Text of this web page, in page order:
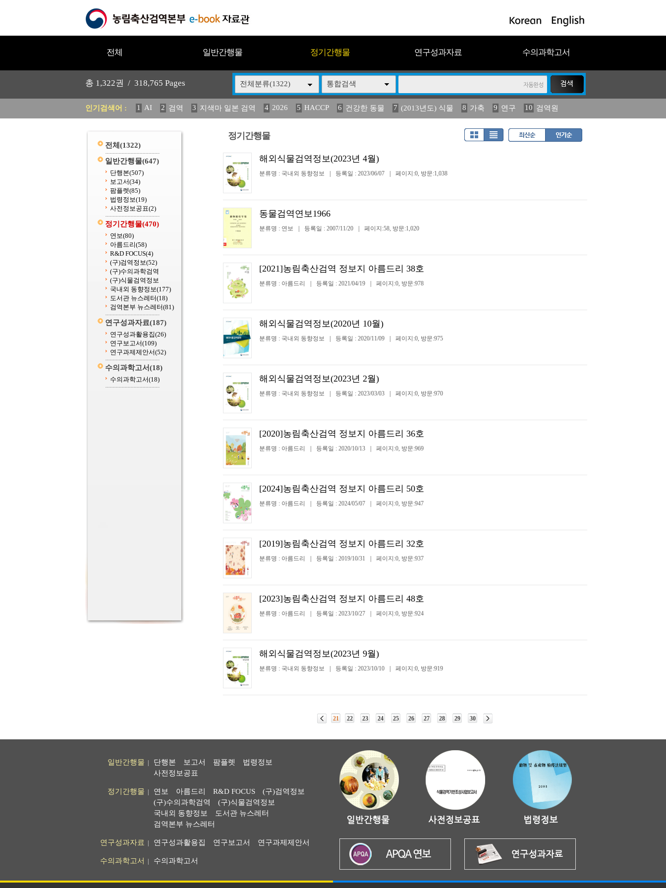
전체 일반간행물 정기간행물 연구성과자료 수의과학고서
총 1,322권 / 318,765 Pages 전체분류(1322) 통합검색
인기검색어 : 1 AI 2 검역 3 지색마 일본 검역 4 2026 5 HACCP 6 건강한 동물 7 (2013년도) 식물 8 가축 9 연구 10 검역원
11 2025 12 중독성 식물 도감 13 媛 異 14 (2013년도) 식 15 구제역 16 관리 17 연보 18 2023 19 농림수산
전체 (1322)
일반간행물(647)
단행본(507)
보고서(34)
팜플렛(85)
법령정보(19)
사전정보공표(2)
정기간행물(470)
연보(80)
아름드리(58)
R&D FOCUS(4)
(구)검역정보(52)
(구)수의과학검역
(구)식물검역정보
국내외 동향정보(177)
도서관 뉴스레터(18)
검역본부 뉴스레터(81)
연구성과자료(187)
연구성과활용집(26)
연구보고서(109)
연구과제제안서(52)
수의과학고서(18)
수의과학고서(18)
정기간행물
해외식물검역정보(2023년 4월)
분류명 : 국내외 동향정보 등록일 : 2023/06/07 페이지:0, 방문:1,038
동물검역연보1966
분류명 : 연보 등록일 : 2007/11/20 페이지:58, 방문:1,020
[2021]농림축산검역 정보지 아름드리 38호
분류명 : 아름드리 등록일 : 2021/04/19 페이지:0, 방문:978
해외식물검역정보(2020년 10월)
분류명 : 국내외 동향정보 등록일 : 2020/11/09 페이지:0, 방문:975
해외식물검역정보(2023년 2월)
분류명 : 국내외 동향정보 등록일 : 2023/03/03 페이지:0, 방문:970
[2020]농림축산검역 정보지 아름드리 36호
분류명 : 아름드리 등록일 : 2020/10/13 페이지:0, 방문:969
[2024]농림축산검역 정보지 아름드리 50호
분류명 : 아름드리 등록일 : 2024/05/07 페이지:0, 방문:947
[2019]농림축산검역 정보지 아름드리 32호
분류명 : 아름드리 등록일 : 2019/10/31 페이지:0, 방문:937
[2023]농림축산검역 정보지 아름드리 48호
분류명 : 아름드리 등록일 : 2023/10/27 페이지:0, 방문:924
해외식물검역정보(2023년 9월)
분류명 : 국내외 동향정보 등록일 : 2023/10/10 페이지:0, 방문:919
21 22 23 24 25 26 27 28 29 30
일반간행물 단행본 보고서 팜플렛
법령정보
사전정보공표
정기간행물 연보 아름드리 R&D FOCUS
(구)검역정보
(구)수의과학검역
(구)식물검역정보
국내외 동향정보
도서관 뉴스레터
검역본부 뉴스레터
연구성과자료 연구성과활용집 연구보고서 연구과제제안서
수의과학고서 수의과학고서